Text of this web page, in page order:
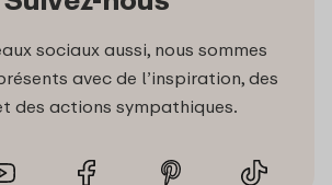
sociaux aussi, nous sommes
avec de l’inspiration, des
des actions sympathiques.